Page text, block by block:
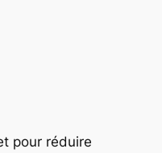
pour réduire